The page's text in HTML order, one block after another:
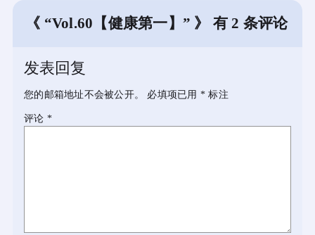
《 “Vol.60【健康第一】” 》 有 2 条评论
发表回复
您的邮箱地址不会被公开。 必填项已用 * 标注
评论 *